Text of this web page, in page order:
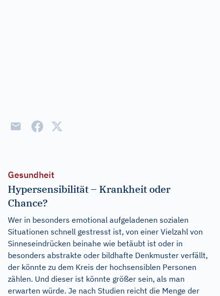
Gesundheit
Hypersensibilität – Krankheit oder
Chance?
Wer in besonders emotional aufgeladenen sozialen
Situationen schnell gestresst ist, von einer Vielzahl von
Sinneseindrücken beinahe wie betäubt ist oder in
besonders abstrakte oder bildhafte Denkmuster verfällt,
der könnte zu dem Kreis der hochsensiblen Personen
zählen. Und dieser ist könnte größer sein, als man
erwarten würde. Je nach Studien reicht die Menge der